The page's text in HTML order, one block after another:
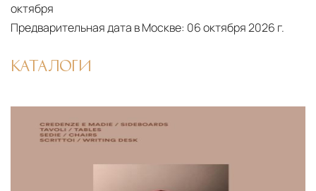
Каждый заказ отслеживается в режиме
реального времени через систему GPS-
мониторинга. Наша команда логистических
специалистов с опытом работы в
температурного режима и защиту от
октября
Предварительная дата в Москве: 06 октября 2026 г.
КАТАЛОГИ